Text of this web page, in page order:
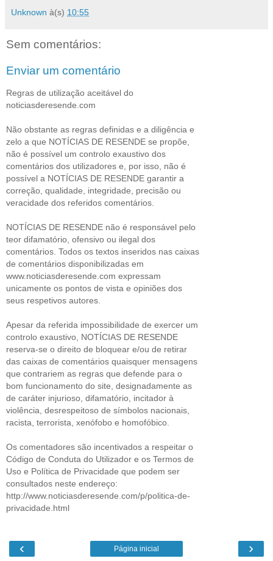
Unknown à(s) 10:55
Sem comentários:
Enviar um comentário
Regras de utilização aceitável do
noticiasderesende.com
Não obstante as regras definidas e a diligência e
zelo a que NOTÍCIAS DE RESENDE se propõe,
não é possível um controlo exaustivo dos
comentários dos utilizadores e, por isso, não é
possível a NOTÍCIAS DE RESENDE garantir a
correção, qualidade, integridade, precisão ou
veracidade dos referidos comentários.
NOTÍCIAS DE RESENDE não é responsável pelo
teor difamatório, ofensivo ou ilegal dos
comentários. Todos os textos inseridos nas caixas
de comentários disponibilizadas em
www.noticiasderesende.com expressam
unicamente os pontos de vista e opiniões dos
seus respetivos autores.
Apesar da referida impossibilidade de exercer um
controlo exaustivo, NOTÍCIAS DE RESENDE
reserva-se o direito de bloquear e/ou de retirar
das caixas de comentários quaisquer mensagens
que contrariem as regras que defende para o
bom funcionamento do site, designadamente as
de caráter injurioso, difamatório, incitador à
violência, desrespeitoso de símbolos nacionais,
racista, terrorista, xenófobo e homofóbico.
Os comentadores são incentivados a respeitar o
Código de Conduta do Utilizador e os Termos de
Uso e Política de Privacidade que podem ser
consultados neste endereço:
http://www.noticiasderesende.com/p/politica-de-
privacidade.html
‹ ›
Página inicial